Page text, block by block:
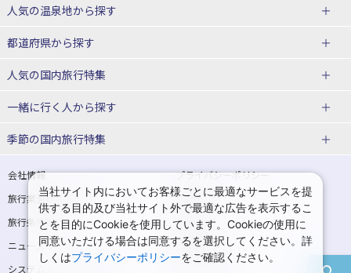
東北
青森県
宮城県
山形県
関東
埼玉県 千葉県
茨城県 栃木県
北海道ホテル・旅館
青森県ホテル・旅館
宮城県ホテル・旅館
山形県ホテル・旅館
東京都ホテル・旅館 神奈川県ホテル・旅館
埼玉県ホテル・旅館 千葉県ホテル・旅館
茨城県ホテル・旅館 栃木県ホテル・旅館
人気の温泉地から探す
北海道
湯の川温泉(北海道)
十勝川温泉(北海道)
洞爺湖温泉(北海道)
層雲峡温泉(北海道)
東北
花巻温泉(岩手) 蔵王温泉(山形)
かみのやま温泉(山形) 鳴子温泉(宮城)
都道府県から探す
北海道旅行・ツアー
東北
青森旅行・ツアー 岩手旅行・ツアー
宮城旅行・ツアー 秋田旅行・ツアー
山形旅行・ツアー 福島旅行・ツアー
人気の国内旅行特集
東京ディズニーリゾート®への旅
ユニバーサル・スタジオ・ジャパ
一緒に行く人から探す
一人旅 国内版
カップル・夫婦旅行 国内版 女子旅 国内版
卒業旅行・学生旅行 国内版
季節の国内旅行特集
桜・お花見特集
ゴールデンウィーク（GW）の国内
旅行
夏休み・お盆の国内旅行 7月の国内旅行
8月の国内旅行 9月の国内旅行
会社情報
プライバシーポリシー
旅行業登録票・約款
規約集
旅行条件書
商標について
ニュースリリース
採用情報
システムメンテナンスの
当社サイト内においてお客様ごとに最適なサービスを提
供する目的及び当社サイト外で最適な広告を表示するこ
とを目的にCookieを使用しています。Cookieの使用に
同意いただける場合は同意するを選択してください。詳
しくはプライバシーポリシーをご確認ください。